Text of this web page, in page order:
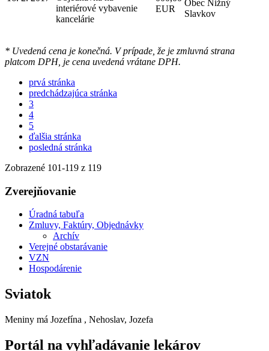
interiérové vybavenie
kancelárie
EUR
Obec Nižný
Slavkov
* Uvedená cena je konečná. V prípade, že je zmluvná strana
platcom DPH, je cena uvedená vrátane DPH.
prvá stránka
predchádzajúca stránka
3
4
5
ďalšia stránka
posledná stránka
Zobrazené 101-119 z 119
Zverejňovanie
Úradná tabuľa
Zmluvy, Faktúry, Objednávky
Archív
Verejné obstarávanie
VZN
Hospodárenie
Sviatok
Meniny má Jozefína , Nehoslav, Jozefa
Portál na vyhľadávanie lekárov